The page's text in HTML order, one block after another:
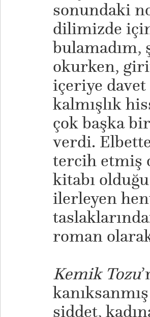
sonundaki
dilimizde
okurken,
içeriye
kalmışlık
çok başka
verdi.
tercih etmiş
kitabı
ilerleyen
roman
Kemik Tozu
şiddet,